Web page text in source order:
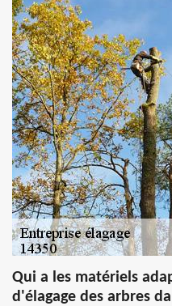
Qui a les matériels
d'élagage des arbres